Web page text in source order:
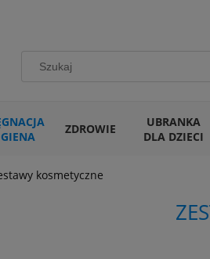
ZDROWIE
UBRANKA
DLA DZIECI
kosmetyczne